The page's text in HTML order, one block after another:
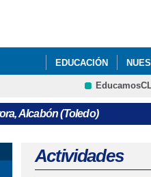
EDUCACIÓN
SEGUNDO CICLO
CRFP
Alcabón (Toledo)
aquí
Actividades